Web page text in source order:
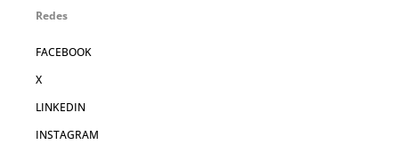
Redes
FACEBOOK
X
LINKEDIN
INSTAGRAM